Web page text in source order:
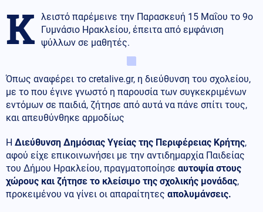
Κ λειστό παρέμεινε την Παρασκευή 15 Μαΐου το 9ο
Γυμνάσιο Ηρακλείου, έπειτα από εμφάνιση
ψύλλων σε μαθητές.
Όπως αναφέρει το cretalive.gr, η διεύθυνση του σχολείου,
με το που έγινε γνωστό η παρουσία των συγκεκριμένων
εντόμων σε παιδιά, ζήτησε από αυτά να πάνε σπίτι τους,
και απευθύνθηκε αρμοδίως
Η Διεύθυνση Δημόσιας Υγείας της Περιφέρειας Κρήτης,
αφού είχε επικοινωνήσει με την αντιδημαρχία Παιδείας
του Δήμου Ηρακλείου, πραγματοποίησε αυτοψία στους
χώρους και ζήτησε το κλείσιμο της σχολικής μονάδας,
προκειμένου να γίνει οι απαραίτητες απολυμάνσεις.